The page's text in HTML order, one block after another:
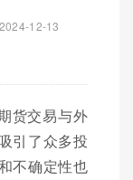
2024-12-13
货交易与外
引了众多投
不确定性也